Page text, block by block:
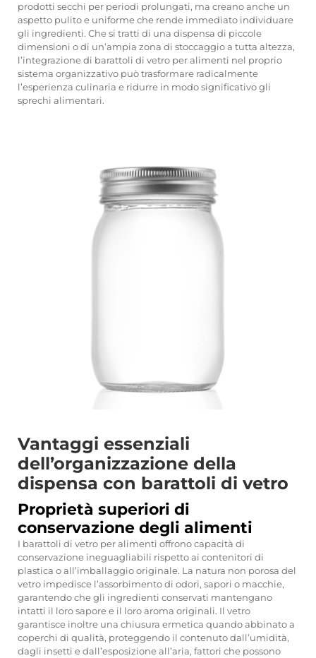
prodotti secchi per periodi prolungati, ma creano anche un
aspetto pulito e uniforme che rende immediato individuare
gli ingredienti. Che si tratti di una dispensa di piccole
dimensioni o di un’ampia zona di stoccaggio a tutta altezza,
l’integrazione di barattoli di vetro per alimenti nel proprio
sistema organizzativo può trasformare radicalmente
l’esperienza culinaria e ridurre in modo significativo gli
sprechi alimentari.
Vantaggi essenziali
dell’organizzazione della
dispensa con barattoli di vetro
Proprietà superiori di
conservazione degli alimenti
I barattoli di vetro per alimenti offrono capacità di
conservazione ineguagliabili rispetto ai contenitori di
plastica o all’imballaggio originale. La natura non porosa del
vetro impedisce l’assorbimento di odori, sapori o macchie,
garantendo che gli ingredienti conservati mantengano
intatti il loro sapore e il loro aroma originali. Il vetro
garantisce inoltre una chiusura ermetica quando abbinato a
coperchi di qualità, proteggendo il contenuto dall’umidità,
dagli insetti e dall’esposizione all’aria, fattori che possono